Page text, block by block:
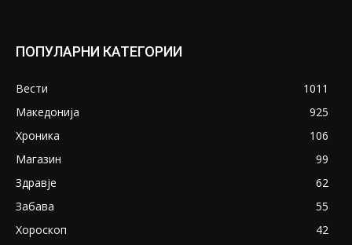
ПОПУЛАРНИ КАТЕГОРИИ
Вести
1011
Македонија
925
Хроника
106
Магазин
99
Здравје
62
Забава
55
Хороскоп
42